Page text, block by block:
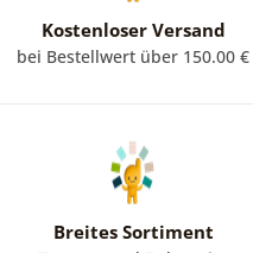
Kostenloser Versand
bei Bestellwert über 150.00 €
Breites Sortiment